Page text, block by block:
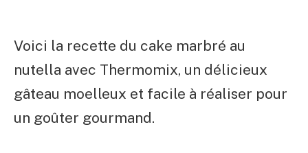
Voici la recette du cake marbré au
nutella avec Thermomix, un délicieux
gâteau moelleux et facile à réaliser pour
un goûter gourmand.